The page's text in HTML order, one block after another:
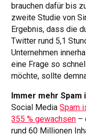
brauchen dafür bis
zweite Studie von
Ergebnis, dass die
Twitter rund 5,1
Unternehmen
eine Frage so
möchte, sollte
Immer mehr Spam
Social MediaSpam
355 % gewachsen –
rund 60 Millionen